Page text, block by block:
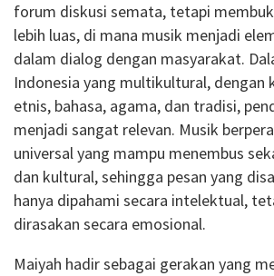
forum diskusi semata, tetapi
lebih luas, di mana musik menjadi
dalam dialog dengan masyarakat.
Indonesia yang multikultural, dengan
etnis, bahasa, agama, dan tradisi,
menjadi sangat relevan. Musik
universal yang mampu menembus
dan kultural, sehingga pesan yang
hanya dipahami secara intelektual,
dirasakan secara emosional.
Maiyah hadir sebagai gerakan yang